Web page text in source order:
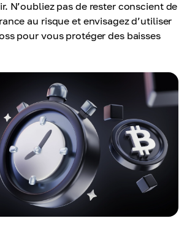
N’oubliez pas de rester conscient de
au risque et envisagez d’utiliser
pour vous protéger des baisses